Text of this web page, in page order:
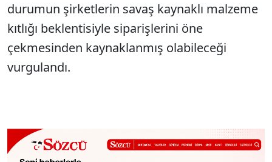
durumun şirketlerin savaş kaynaklı malzeme
kıtlığı beklentisiyle siparişlerini öne
çekmesinden kaynaklanmış olabileceği
vurgulandı.